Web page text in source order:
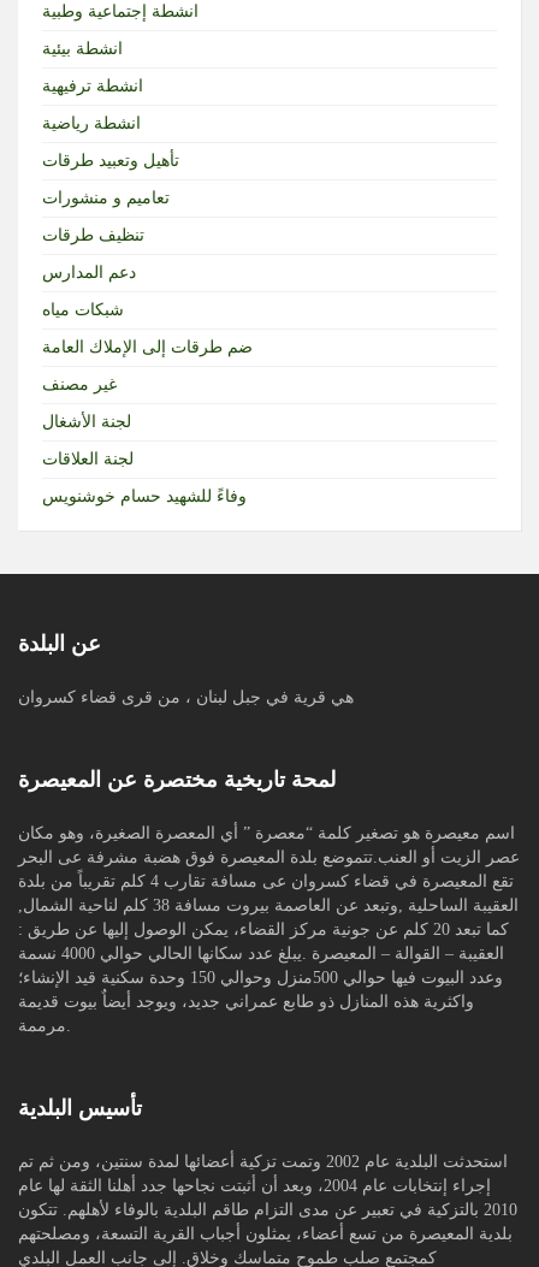
انشطة إجتماعية وطبية
انشطة بيئية
انشطة ترفيهية
انشطة رياضية
تأهيل وتعبيد طرقات
تعاميم و منشورات
تنظيف طرقات
دعم المدارس
شبكات مياه
ضم طرقات إلى الإملاك العامة
غير مصنف
لجنة الأشغال
لجنة العلاقات
وفاءً للشهيد حسام خوشنويس
عن البلدة
هي قرية في جبل لبنان ، من قرى قضاء كسروان
لمحة تاريخية مختصرة عن المعيصرة
اسم معيصرة هو تصغير كلمة “معصرة ” أي المعصرة الصغيرة، وهو مكان
عصر الزيت أو العنب.تتموضع بلدة المعيصرة فوق هضبة مشرفة عى البحر
تقع المعيصرة في قضاء كسروان عى مسافة تقارب 4 كلم تقريباً من بلدة
العقيبة الساحلية ,وتبعد عن العاصمة بيروت مسافة 38 كلم لناحية الشمال,
كما تبعد 20 كلم عن جونية مركز القضاء، يمكن الوصول إليها عن طريق :
العقيبة – القوالة – المعيصرة .يبلغ عدد سكانها الحالي حوالي 4000 نسمة
وعدد البيوت فيها حوالي 500منزل وحوالي 150 وحدة سكنية قيد الإنشاء؛
واكثرية هذه المنازل ذو طابع عمراني جديد، ويوجد أيضاٌ بيوت قديمة
مرممة.
تأسيس البلدية
استحدثت البلدية عام 2002 وتمت تزكية أعضائها لمدة سنتين، ومن ثم تم
إجراء إنتخابات عام 2004، وبعد أن أثبتت نجاحها جدد أهلنا الثقة لها عام
2010 بالتزكية في تعبير عن مدى التزام طاقم البلدية بالوفاء لأهلهم. تتكون
بلدية المعيصرة من تسع أعضاء، يمثلون أجباب القرية التسعة، ومصلحتهم
كمجتمع صلب طموح متماسك وخلاق. إلى جانب العمل البلدي